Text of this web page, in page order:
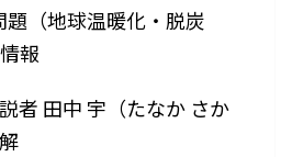
題（地球温暖化・脱炭
報
者 田中 宇（たなか さか